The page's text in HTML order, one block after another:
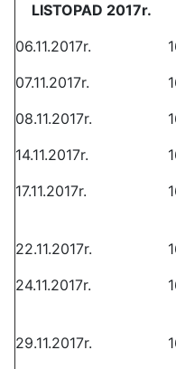
LISTOPAD 2017r.
06.11.2017r.
07.11.2017r.
08.11.2017r.
14.11.2017r.
17.11.2017r.
22.11.2017r.
24.11.2017r.
29.11.2017r.